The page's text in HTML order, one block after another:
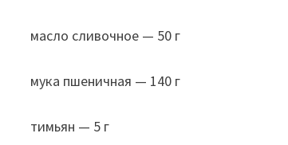
масло сливочное — 50 г
мука пшеничная — 140 г
тимьян — 5 г